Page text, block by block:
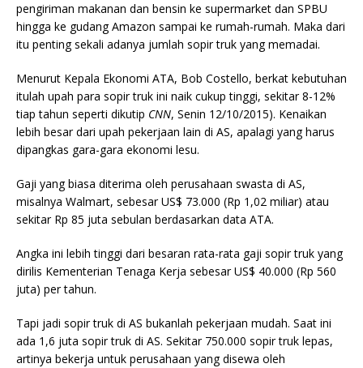
pengiriman makanan dan bensin ke supermarket dan SPBU
hingga ke gudang Amazon sampai ke rumah-rumah. Maka dari
itu penting sekali adanya jumlah sopir truk yang memadai.
Menurut Kepala Ekonomi ATA, Bob Costello, berkat kebutuhan
itulah upah para sopir truk ini naik cukup tinggi, sekitar 8-12%
tiap tahun seperti dikutip CNN, Senin 12/10/2015). Kenaikan
lebih besar dari upah pekerjaan lain di AS, apalagi yang harus
dipangkas gara-gara ekonomi lesu.
Gaji yang biasa diterima oleh perusahaan swasta di AS,
misalnya Walmart, sebesar US$ 73.000 (Rp 1,02 miliar) atau
sekitar Rp 85 juta sebulan berdasarkan data ATA.
Angka ini lebih tinggi dari besaran rata-rata gaji sopir truk yang
dirilis Kementerian Tenaga Kerja sebesar US$ 40.000 (Rp 560
juta) per tahun.
Tapi jadi sopir truk di AS bukanlah pekerjaan mudah. Saat ini
ada 1,6 juta sopir truk di AS. Sekitar 750.000 sopir truk lepas,
artinya bekerja untuk perusahaan yang disewa oleh